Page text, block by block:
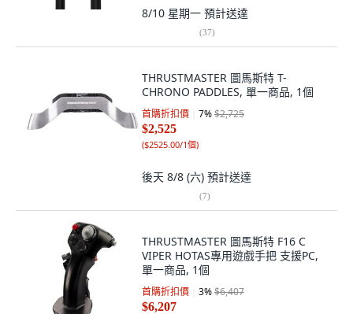
8/10 星期一 預計送達
(37)
THRUSTMASTER 圖馬斯特 T-
CHRONO PADDLES, 單一商品, 1個
首購折扣價 7%$2,725
$2,525
($2525.00/1個)
後天 8/8 (六) 預計送達
(7)
THRUSTMASTER 圖馬斯特 F16 C
VIPER HOTAS專用遊戲手把 支援PC,
單一商品, 1個
首購折扣價 3%$6,407
$6,207